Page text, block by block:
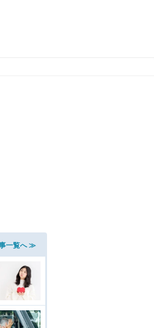
一覧へ ≫